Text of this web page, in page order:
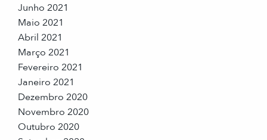
Junho 2021
Maio 2021
Abril 2021
Março 2021
Fevereiro 2021
Janeiro 2021
Dezembro 2020
Novembro 2020
Outubro 2020